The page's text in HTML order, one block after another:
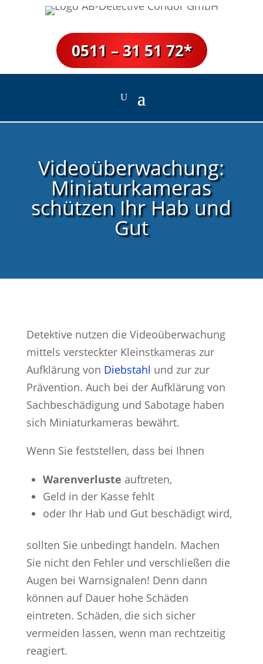
0511 – 31 51 72*
Videoüberwachung:
Miniaturkameras
schützen Ihr Hab und
Gut
Detektive nutzen die Videoüberwachung
mittels versteckter Kleinstkameras zur
Aufklärung von Diebstahl und zur zur
Prävention. Auch bei der Aufklärung von
Sachbeschädigung und Sabotage haben
sich Miniaturkameras bewährt.
Wenn Sie feststellen, dass bei Ihnen
Warenverluste auftreten,
Geld in der Kasse fehlt
oder Ihr Hab und Gut beschädigt wird,
sollten Sie unbedingt handeln. Machen
Sie nicht den Fehler und verschließen die
Augen bei Warnsignalen! Denn dann
können auf Dauer hohe Schäden
eintreten. Schäden, die sich sicher
vermeiden lassen, wenn man rechtzeitig
reagiert.